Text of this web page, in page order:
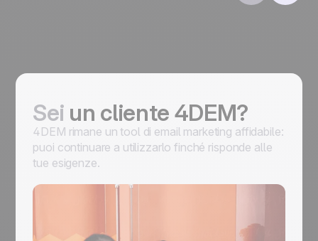
Sei un cliente 4DEM?
4DEM rimane un tool di email marketing affidabile:
puoi continuare a utilizzarlo finché risponde alle
tue esigenze.